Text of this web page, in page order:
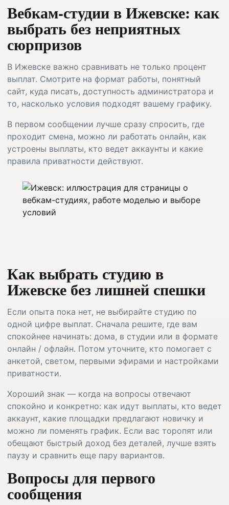
Вебкам-студии в Ижевске: как
выбрать без неприятных
сюрпризов
В Ижевске важно сравнивать не только процент
выплат. Смотрите на формат работы, понятный
сайт, куда писать, доступность администратора и
то, насколько условия подходят вашему графику.
В первом сообщении лучше сразу спросить, где
проходит смена, можно ли работать онлайн, как
устроены выплаты, кто ведет аккаунты и какие
правила приватности действуют.
Как выбрать студию в
Ижевске без лишней спешки
Если опыта пока нет, не выбирайте студию по
одной цифре выплат. Сначала решите, где вам
спокойнее начинать: дома, в студии или в формате
онлайн / офлайн. Потом уточните, кто помогает с
анкетой, светом, первыми эфирами и настройками
приватности.
Хороший знак — когда на вопросы отвечают
спокойно и конкретно: как идут выплаты, кто ведет
аккаунт, какие площадки предлагают новичку и
можно ли поменять график. Если вас торопят или
обещают быстрый доход без деталей, лучше взять
паузу и сравнить еще пару вариантов.
Вопросы для первого
сообщения